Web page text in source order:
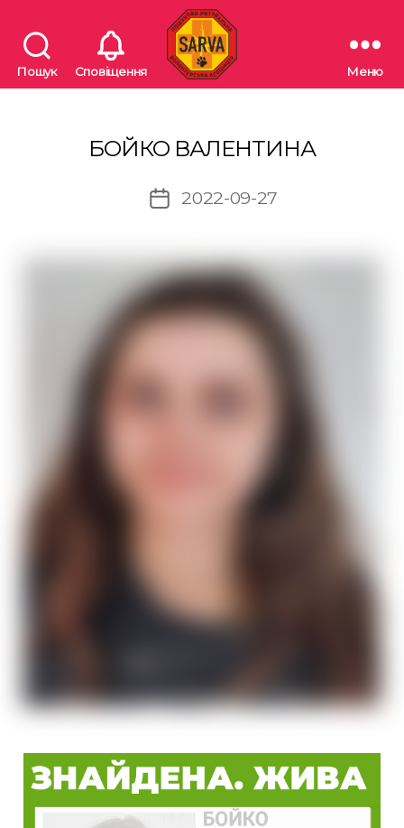
Пошук Сповіщення
"SARVA"
волонтерська
асоціація
Меню
БОЙКО ВАЛЕНТИНА
Дата2022-09-27